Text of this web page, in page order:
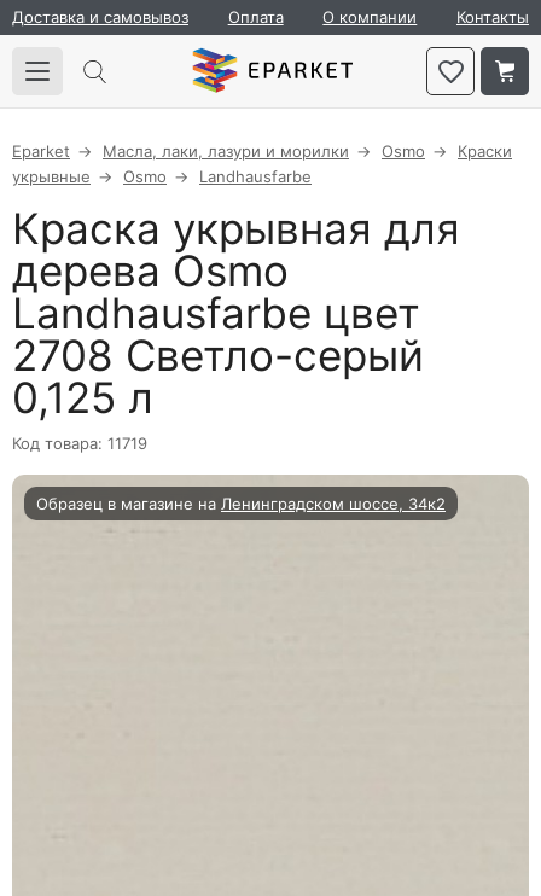
Доставка и самовывоз Оплата О компании Контакты
Eparket Масла, лаки, лазури и морилки Osmo
Краски
укрывные
Osmo Landhausfarbe
Краска укрывная для
дерева Osmo
Landhausfarbe цвет
2708 Светло-серый
0,125 л
Код товара: 11719
Образец в магазине на Ленинградском шоссе, 34к2